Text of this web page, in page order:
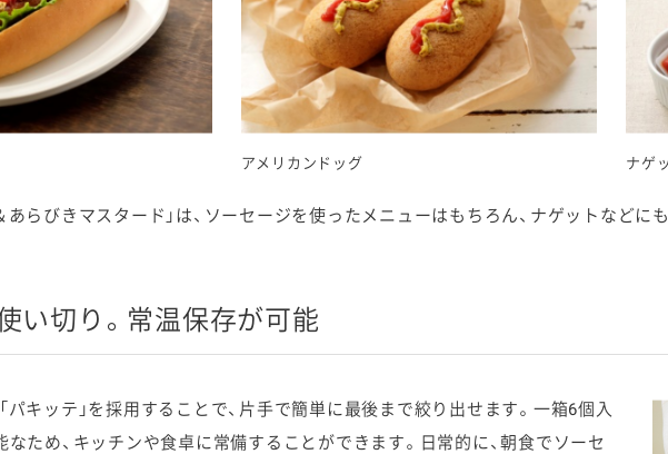
アメリカンドッグ ナゲ
らびきマスタード」は、ソーセージを使ったメニューはもちろん、ナゲットなどに
い切り。常温保存が可能
キッテ」を採用することで、片手で簡単に最後まで絞り出せます。一箱6個入
なため、キッチンや食卓に常備することができます。日常的に、朝食でソーセ